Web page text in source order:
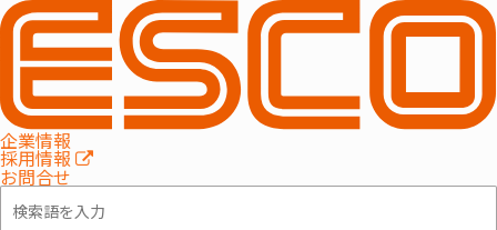
企業情報
採用情報
お問合せ
セミナー/イベント
2025.04.02
第184回オフィス移転セミナー
【2025年4月17日開催】【WEBセミナー】